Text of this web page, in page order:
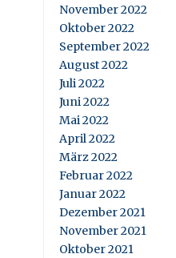
November 2022
Oktober 2022
September 2022
August 2022
Juli 2022
Juni 2022
Mai 2022
April 2022
März 2022
Februar 2022
Januar 2022
Dezember 2021
November 2021
Oktober 2021